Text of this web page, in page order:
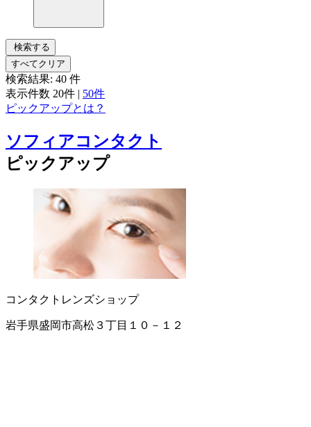
検索する
すべてクリア
検索結果: 40 件
表示件数 20件 | 50件
ピックアップとは？
ソフィアコンタクト
ピックアップ
コンタクトレンズショップ
岩手県盛岡市高松３丁目１０－１２